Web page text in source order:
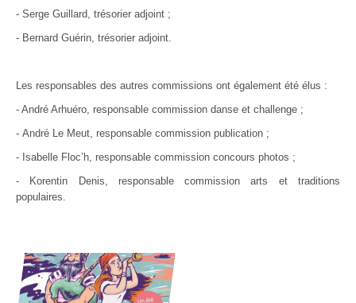
- Serge Guillard, trésorier adjoint ;
- Bernard Guérin, trésorier adjoint.
Les responsables des autres commissions ont également été élus :
- André Arhuéro, responsable commission danse et challenge ;
- André Le Meut, responsable commission publication ;
- Isabelle Floc’h, responsable commission concours photos ;
- Korentin Denis, responsablecommissionarts et traditions
populaires.